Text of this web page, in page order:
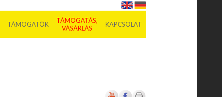
TÁMOGATÓK
TÁMOGATÁS,
VÁSÁRLÁS
KAPCSOLAT